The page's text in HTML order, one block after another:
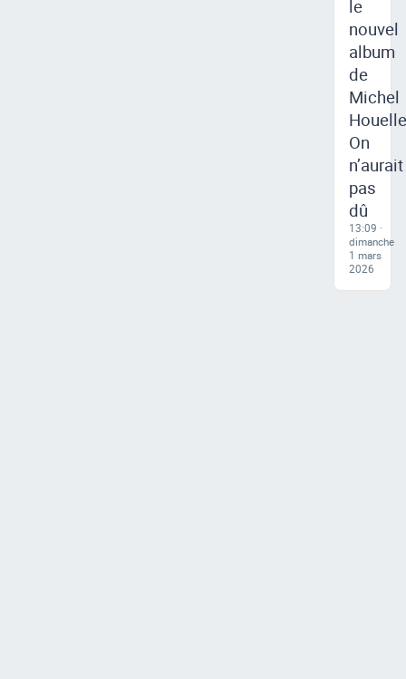
le
nouvel
album
de
Michel
On
n’aurait
pas
dû
13:09 ·
dimanche
1 mars
2026